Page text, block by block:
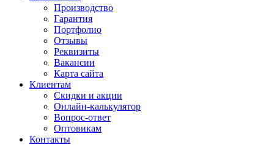
Производство
Гарантия
Портфолио
Отзывы
Реквизиты
Вакансии
Карта сайта
Клиентам
Скидки и акции
Онлайн-калькулятор
Вопрос-ответ
Оптовикам
Контакты